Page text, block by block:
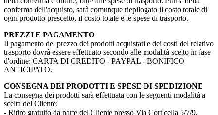
conferma dell'acquisto, sarà comunque riepilogato il costo totale di
ogni prodotto prescelto, il costo totale e le spese di trasporto.
PREZZI E PAGAMENTO
Il pagamento del prezzo dei prodotti acquistati e dei costi del relativo
trasporto dovrà essere effettuato secondo alle modalità scelto in fase
d'ordine: CARTA DI CREDITO - PAYPAL - BONIFICO
ANTICIPATO.
CONSEGNA DEI PRODOTTI E SPESE DI SPEDIZIONE
La consegna dei prodotti sarà effettuata con le seguenti modalità a
scelta del Cliente:
- Ritiro gratuito da parte del Cliente presso Via Corticella 5/7/9,